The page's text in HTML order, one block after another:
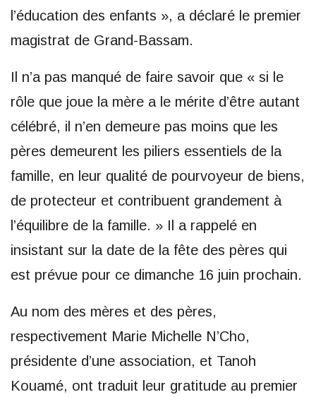
l’éducation des enfants », a déclaré le premier
magistrat de Grand-Bassam.
Il n’a pas manqué de faire savoir que « si le
rôle que joue la mère a le mérite d’être autant
célébré, il n’en demeure pas moins que les
pères demeurent les piliers essentiels de la
famille, en leur qualité de pourvoyeur de biens,
de protecteur et contribuent grandement à
l’équilibre de la famille. » Il a rappelé en
insistant sur la date de la fête des pères qui
est prévue pour ce dimanche 16 juin prochain.
Au nom des mères et des pères,
respectivement Marie Michelle N’Cho,
présidente d’une association, et Tanoh
Kouamé, ont traduit leur gratitude au premier